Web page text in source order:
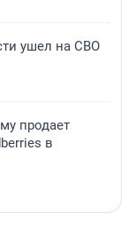
ушел на СВО
продает
в